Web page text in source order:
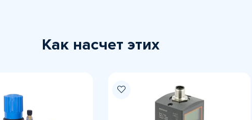
Как насчет этих